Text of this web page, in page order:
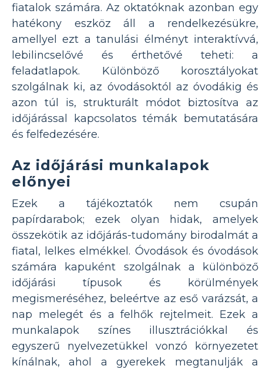
fiatalok számára. Az oktatóknak azonban egy
hatékony eszköz áll a rendelkezésükre,
amellyel ezt a tanulási élményt interaktívvá,
lebilincselővé és érthetővé teheti: a
feladatlapok. Különböző korosztályokat
szolgálnak ki, az óvodásoktól az óvodákig és
azon túl is, strukturált módot biztosítva az
időjárással kapcsolatos témák bemutatására
és felfedezésére.
Az időjárási munkalapok
előnyei
Ezek a tájékoztatók nem csupán
papírdarabok; ezek olyan hidak, amelyek
összekötik az időjárás-tudomány birodalmát a
fiatal, lelkes elmékkel. Óvodások és óvodások
számára kapuként szolgálnak a különböző
időjárási típusok és körülmények
megismeréséhez, beleértve az eső varázsát, a
nap melegét és a felhők rejtelmeit. Ezek a
munkalapok színes illusztrációkkal és
egyszerű nyelvezetükkel vonzó környezetet
kínálnak, ahol a gyerekek megtanulják a